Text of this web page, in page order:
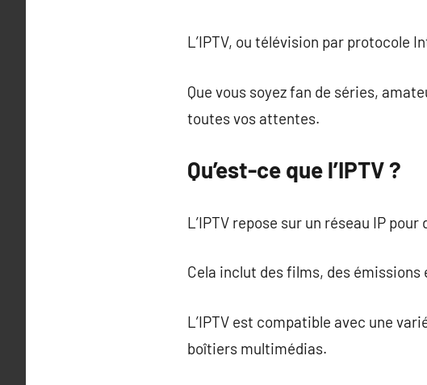
L’IPTV, ou télévision par protocole
Que vous soyez fan de séries,
toutes vos attentes.
Qu’est-ce que l’IPTV ?
L’IPTV repose sur un réseau IP
Cela inclut des films, des
L’IPTV est compatible avec une
boîtiers multimédias.